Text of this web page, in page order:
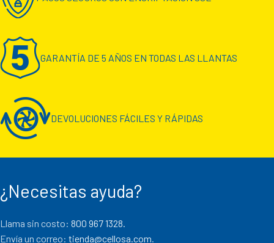
GARANTÍA DE 5 AÑOS EN TODAS LAS LLANTAS
DEVOLUCIONES FÁCILES Y RÁPIDAS
¿Necesitas ayuda?
Llama sin costo: 800 967 1328.
Envía un correo: tienda@cellosa.com.